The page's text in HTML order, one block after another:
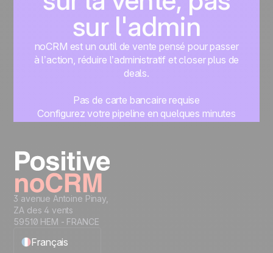
sur l'admin
noCRM est un outil de vente pensé pour passer
à l’action, réduire l’administratif et closer plus de
deals.
Pas de carte bancaire requise
Configurez votre pipeline en quelques minutes
3 avenue Antoine Pinay,
ZA des 4 vents
59510 HEM - FRANCE
Français